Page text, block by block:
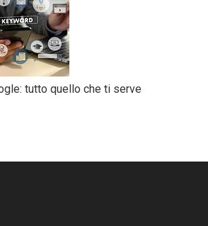
tutto quello che ti serve